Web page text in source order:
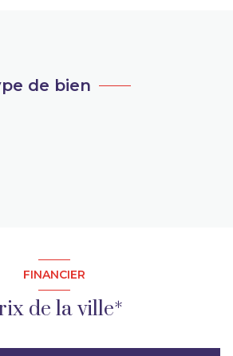
de bien
FINANCIER
de la ville*